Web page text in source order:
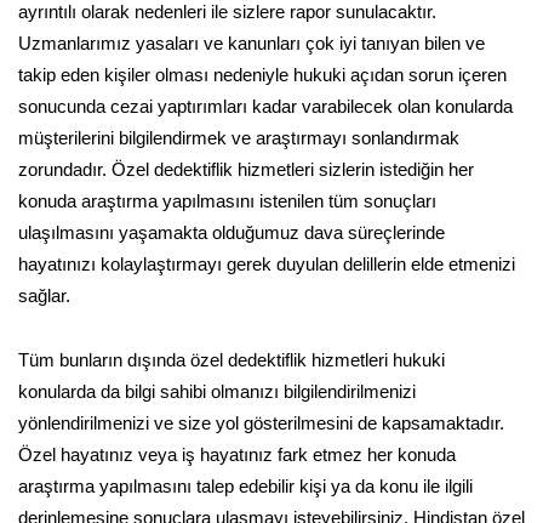
ayrıntılı olarak nedenleri ile sizlere rapor sunulacaktır.
Uzmanlarımız yasaları ve kanunları çok iyi tanıyan bilen ve
takip eden kişiler olması nedeniyle hukuki açıdan sorun içeren
sonucunda cezai yaptırımları kadar varabilecek olan konularda
müşterilerini bilgilendirmek ve araştırmayı sonlandırmak
zorundadır. Özel dedektiflik hizmetleri sizlerin istediğin her
konuda araştırma yapılmasını istenilen tüm sonuçları
ulaşılmasını yaşamakta olduğumuz dava süreçlerinde
hayatınızı kolaylaştırmayı gerek duyulan delillerin elde etmenizi
sağlar.
Tüm bunların dışında özel dedektiflik hizmetleri hukuki
konularda da bilgi sahibi olmanızı bilgilendirilmenizi
yönlendirilmenizi ve size yol gösterilmesini de kapsamaktadır.
Özel hayatınız veya iş hayatınız fark etmez her konuda
araştırma yapılmasını talep edebilir kişi ya da konu ile ilgili
derinlemesine sonuçlara ulaşmayı isteyebilirsiniz. Hindistan özel